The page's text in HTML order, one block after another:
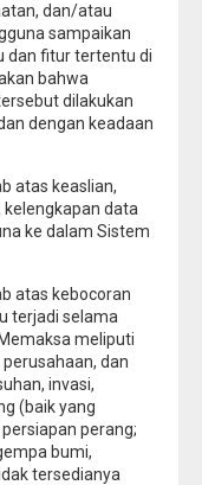
dan/atau
sampaikan
dan fitur tertentu di
bahwa
dilakukan
dengan keadaan
atas keaslian,
data
ke dalam Sistem
atas kebocoran
terjadi selama
meliputi
dan
invasi,
(baik yang
perang;
bumi,
tersedianya